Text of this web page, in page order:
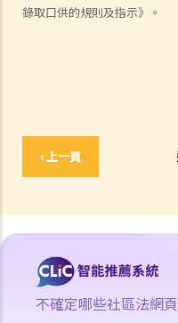
錄取口供的規則及指示》。
‹ 上一頁
不確定哪些社區法網